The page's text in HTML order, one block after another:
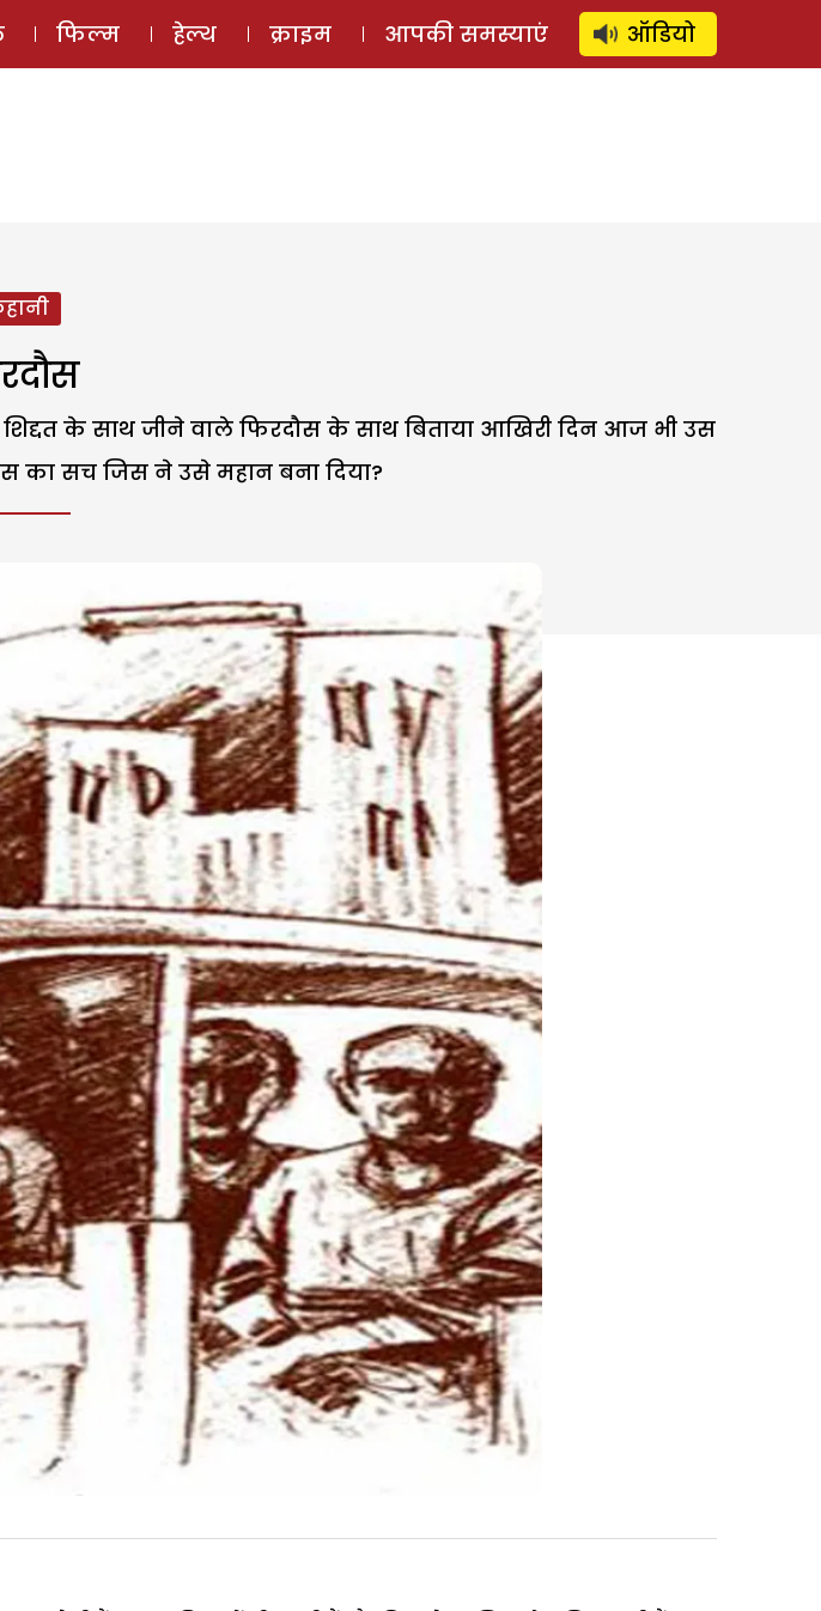
ई-मैगज़ीन ऑडियो स्टोरी लॉग इन ⚲ SUBSCRIBE
फिल्म हेल्थ क्राइम आपकी समस्याएं ऑडियो
शिद्दत के साथ जीने वाले फिरदौस के साथ बिताया आखिरी दिन आज भी उस
का सच जिस ने उसे महान बना दिया?